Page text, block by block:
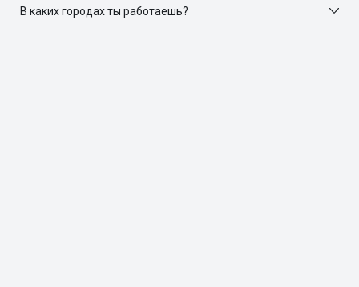
объявлений: ЦИАН, Домклик, Яндекс.Недвижимость,
Авито, Самолет.Плюс.
В каких городах ты работаешь?